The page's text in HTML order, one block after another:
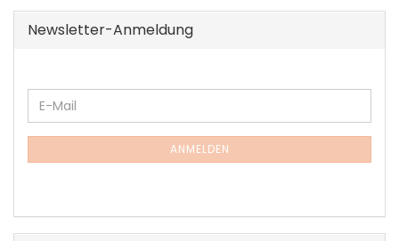
Newsletter-Anmeldung
WEITER
ZUR
NEWSLETTER-
E-
Mail
ANMELDEN